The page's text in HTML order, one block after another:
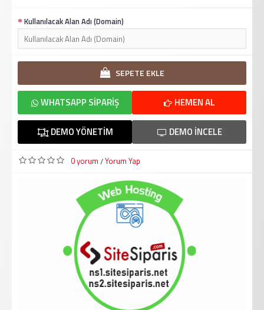
Kullanılacak Alan Adı (Domain)
SEPETE EKLE
HEMEN AL
WHATSAPP SIPARIŞ
DEMO İNCELE
DEMO YÖNETIM
0 yorum /Yorum Yap